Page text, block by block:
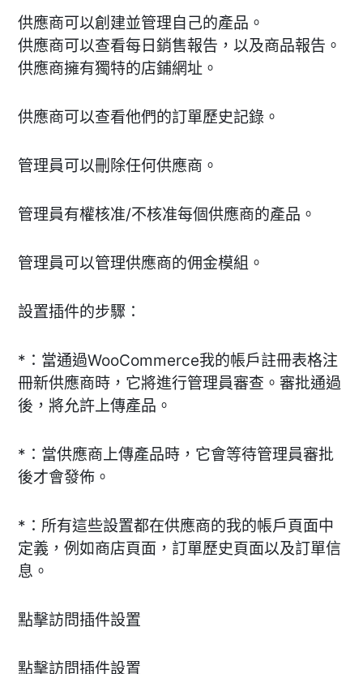
供應商可以創建並管理自己的產品。
供應商可以查看每日銷售報告，以及商品報告。
供應商擁有獨特的店鋪網址。
供應商可以查看他們的訂單歷史記錄。
管理員可以刪除任何供應商。
管理員有權核准/不核准每個供應商的產品。
管理員可以管理供應商的佣金模組。
設置插件的步驟：
*：當通過WooCommerce我的帳戶註冊表格注
冊新供應商時，它將進行管理員審查。審批通過
後，將允許上傳產品。
*：當供應商上傳產品時，它會等待管理員審批
後才會發佈。
*：所有這些設置都在供應商的我的帳戶頁面中
定義，例如商店頁面，訂單歷史頁面以及訂單信
息。
點擊訪問插件設置
點擊訪問插件設置